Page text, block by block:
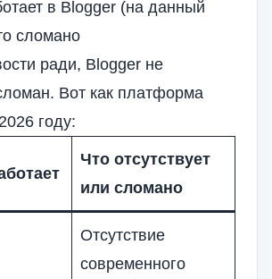
в Blogger (на данный
сломано
ради, Blogger не
Вот как платформа
году:
Что отсутствует
или сломано
Отсутствие
современного